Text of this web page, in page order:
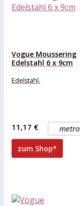
Vogue Moussering
Edelstahl 6 x 9cm
Edelstahl.
metro
11,17 €
zum Shop*